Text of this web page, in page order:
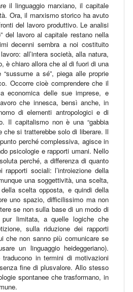
il linguaggio marxiano, il capitale
Ora, il marxismo storico ha avuto
del lavoro produttivo. Le analisi
del lavoro al capitale restano nella
decenni sembra a noi costituito
all’intera società, alla natura,
è chiaro allora che al di fuori di una
a sé”, piega alle proprie
Occorre cioè comprendere che il
economica delle sue imprese, e
che innesca, bensì anche, in
di elementi antropologici e di
Il capitalismo non è una “gabbia
che si tratterebbe solo di liberare. Il
perché complessiva, agisce in
psicologie e rapporti umani. Nello
perché, a differenza di quanto
sociali: l’introiezione della
una soggettività, una scelta,
scelta opposta, e quindi della
uno spazio, difficilissimo ma non
se non sulla base di un modo di
limitata, a quelle logiche che
sulla riduzione dei rapporti
che non sanno più comunicare se
un linguaggio heideggeriano).
in termini di motivazioni
fine di plusvalore. Allo stesso
spontanee che trasformano, in